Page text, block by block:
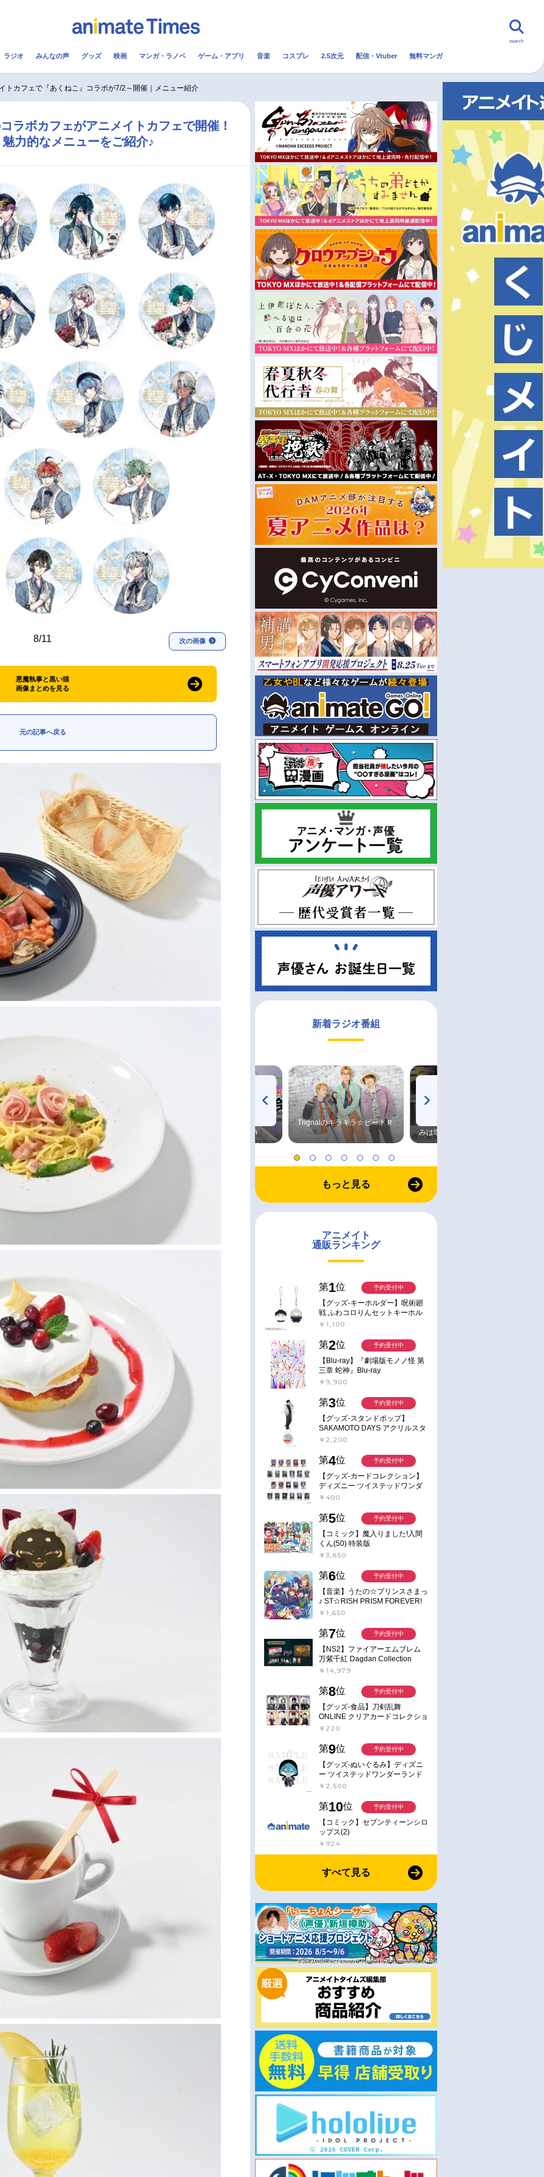
コスプレ 2.5次元 配信・Vtuber トレンド 無料マンガ
男性声優/女性声優一覧
今期アニメ曜日別一覧
夏アニメ
秋アニメ
冬アニメ
FOLLOW US
search
ラジオ みんなの声 グッズ 映画 マンガ・ラノベ ゲーム・アプリ 音楽 コスプレ 2.5次元 配信・Vtuber 無料マンガ
トカフェで『あくねこ』コラボが7/2～開催｜メニュー紹介
ラボカフェがアニメイトカフェで開催！
力的なメニューをご紹介♪
8/11 次の画像
悪魔執事と黒い猫
画像まとめを見る
元の記事へ戻る
新着ラジオ番組
高橋美紀のおんぷの気持ち
♪ in アニメイトタイムズ
radio 大直会 2nd season
Trignalのキラキラ☆ビートＲ
みは塩だけ
もっと見る
アニメイト
通販ランキング
第1位
【グッズ-キーホルダー】呪術廻
戦 ふわコロりんセットキーホル
ダー【アニメイト特典付】
￥1,100
予約受付中
第2位
【Blu-ray】『劇場版モノノ怪 第
三章 蛇神』Blu-ray
￥9,900
予約受付中
第3位
【グッズ-スタンドポップ】
SAKAMOTO DAYS アクリルスタ
ンド～Sunny Afternoon～ 4.南雲
￥2,200
予約受付中
第4位
【グッズ-カードコレクション】
ディズニー ツイステッドワンダ
ーランド ランダムカードコレク
￥400
予約受付中
第5位
【コミック】魔入りました!入間
くん(50) 特装版
￥3,850
予約受付中
第6位
【音楽】うたの☆プリンスさまっ
♪ ST☆RISH PRISM FOREVER!
￥1,650
予約受付中
第7位
【NS2】ファイアーエムブレム
万紫千紅 Dagdan Collection
￥14,979
予約受付中
第8位
【グッズ-食品】刀剣乱舞
ONLINE クリアカードコレクショ
ンガム
￥220
予約受付中
第9位
【グッズ-ぬいぐるみ】ディズニ
ー ツイステッドワンダーランド
ミニミニぬいぐるみ(クラブ・ウ
￥2,500
予約受付中
第10位
【コミック】セブンティーンシロ
ップス(2)
￥924
予約受付中
すべて見る